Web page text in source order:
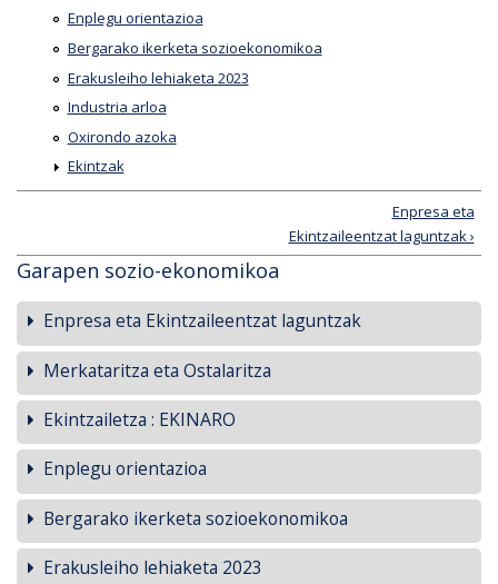
Enplegu orientazioa
Bergarako ikerketa sozioekonomikoa
Erakusleiho lehiaketa 2023
Industria arloa
Oxirondo azoka
Ekintzak
Enpresa eta
Ekintzaileentzat laguntzak ›
Garapen sozio-ekonomikoa
Enpresa eta Ekintzaileentzat laguntzak
Merkataritza eta Ostalaritza
Ekintzailetza : EKINARO
Enplegu orientazioa
Bergarako ikerketa sozioekonomikoa
Erakusleiho lehiaketa 2023